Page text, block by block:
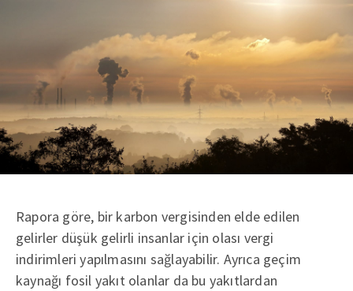
Rapora göre, bir karbon vergisinden elde edilen
gelirler düşük gelirli insanlar için olası vergi
indirimleri yapılmasını sağlayabilir. Ayrıca geçim
kaynağı fosil yakıt olanlar da bu yakıtlardan